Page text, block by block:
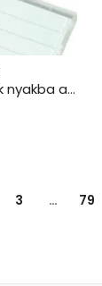
Azonosítókártya tartó, kék nyakba akasztóval, 85×50 mm, műanyag, DONAU
3 … 79